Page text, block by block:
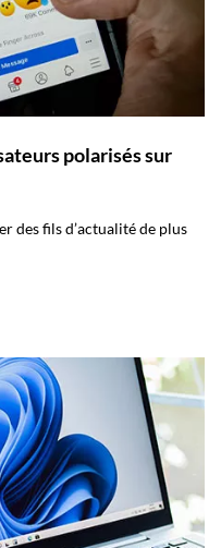
polarisés sur
des fils d’actualité de plus